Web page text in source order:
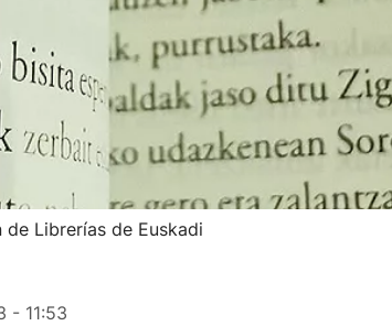
Librerías de Euskadi
- 11:53